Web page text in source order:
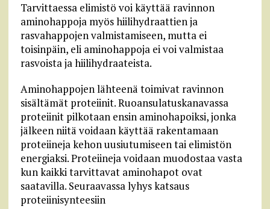
Tarvittaessa elimistö voi käyttää ravinnon
aminohappoja myös hiilihydraattien ja
rasvahappojen valmistamiseen, mutta ei
toisinpäin, eli aminohappoja ei voi valmistaa
rasvoista ja hiilihydraateista.
Aminohappojen lähteenä toimivat ravinnon
sisältämät proteiinit. Ruoansulatuskanavassa
proteiinit pilkotaan ensin aminohapoiksi, jonka
jälkeen niitä voidaan käyttää rakentamaan
proteiineja kehon uusiutumiseen tai elimistön
energiaksi. Proteiineja voidaan muodostaa vasta
kun kaikki tarvittavat aminohapot ovat
saatavilla. Seuraavassa lyhys katsaus
proteiinisynteesiin